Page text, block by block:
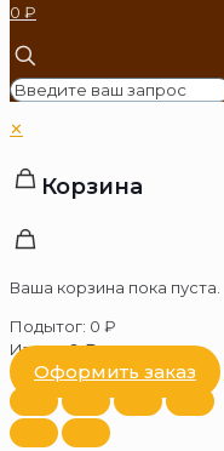
0 ₽
✕
Корзина
Ваша корзина пока пуста.
Подытог: 0 ₽
Итого:0₽
Оформить заказ